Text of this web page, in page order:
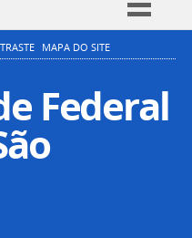
Simplifique!
Participe
Acesso à informação
Legislação
MAPA DO SITE
Federal